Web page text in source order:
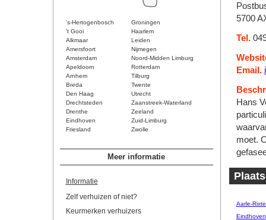
's-Hertogenbosch
Groningen
't Gooi
Haarlem
Alkmaar
Leiden
Amersfoort
Nijmegen
Amsterdam
Noord-Midden Limburg
Apeldoorn
Rotterdam
Arnhem
Tilburg
Breda
Twente
Den Haag
Utrecht
Drechtsteden
Zaanstreek-Waterland
Drenthe
Zeeland
Eindhoven
Zuid-Limburg
Friesland
Zwolle
Meer informatie
Informatie
Zelf verhuizen of niet?
Keurmerken verhuizers
5700
Tel.
Email.
Hans
moet.
Aarle-
Eindhoven